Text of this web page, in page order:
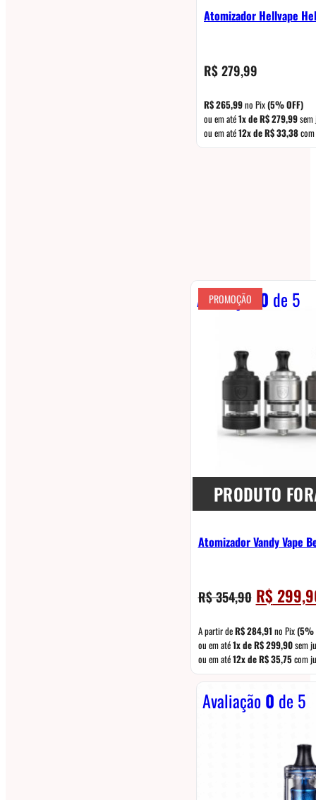
Atomizador Hellvape
R$279,99
R$265,99no Pix(5% OFF)
ou em até1x deR$279,99
ou em até12x deR$33,38
Avaliação 0 de 5
PROMOÇÃO
PRODUTO
Atomizador Vandy Vape
R$354,90 O
preço
original
era:
R$ 354,90.
R$
A partir deR$284,91 no Pix(5%
ou em até1x deR$299,90sem
ou em até12x deR$35,75com
Avaliação0 de 5